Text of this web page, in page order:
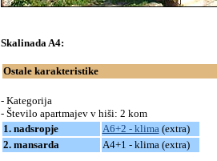
Skalinada A4:
Ostale karakteristike
- Kategorija
- Število apartmajev v hiši: 2 kom
1. nadsropje
A6+2 - klima(extra)
2. mansarda
A4+1 - klima (extra)